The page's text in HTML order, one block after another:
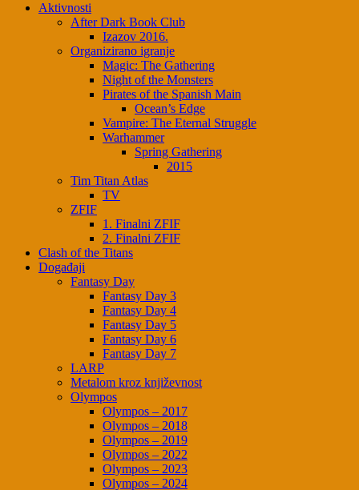
Aktivnosti
After Dark Book Club
Izazov 2016.
Organizirano igranje
Magic: The Gathering
Night of the Monsters
Pirates of the Spanish Main
Ocean’s Edge
Vampire: The Eternal Struggle
Warhammer
Spring Gathering
2015
Tim Titan Atlas
TV
ZFIF
1. Finalni ZFIF
2. Finalni ZFIF
Clash of the Titans
Događaji
Fantasy Day
Fantasy Day 3
Fantasy Day 4
Fantasy Day 5
Fantasy Day 6
Fantasy Day 7
LARP
Metalom kroz književnost
Olympos
Olympos – 2017
Olympos – 2018
Olympos – 2019
Olympos – 2022
Olympos – 2023
Olympos – 2024